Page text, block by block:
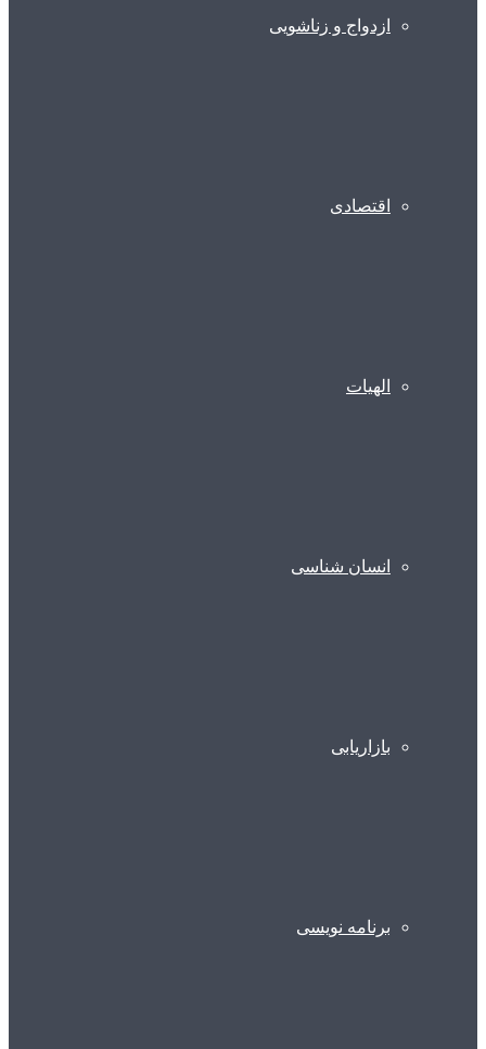
ازدواج و زناشویی
اقتصادی
الهیات
انسان شناسی
بازاریابی
برنامه نویسی